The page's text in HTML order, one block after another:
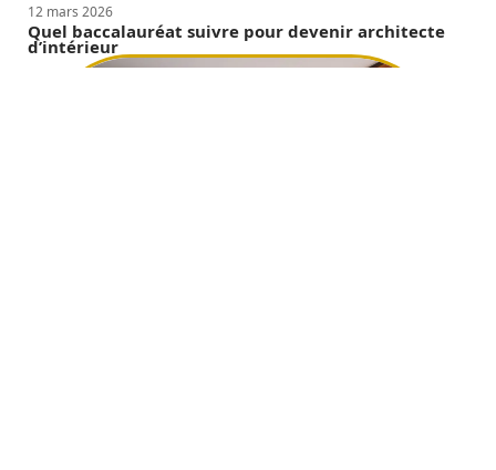
12 mars 2026
Quel baccalauréat suivre pour devenir architecte
d’intérieur